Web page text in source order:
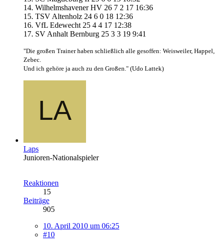
14. Wilhelmshavener HV 26 7 2 17 16:36
15. TSV Altenholz 24 6 0 18 12:36
16. VfL Edewecht 25 4 4 17 12:38
17. SV Anhalt Bernburg 25 3 3 19 9:41
"Die großen Trainer haben schließlich alle gesoffen: Weisweiler, Happel,
Zebec.
Und ich gehöre ja auch zu den Großen." (Udo Lattek)
Laps
Junioren-Nationalspieler
Reaktionen
15
Beiträge
905
10. April 2010 um 06:25
#10